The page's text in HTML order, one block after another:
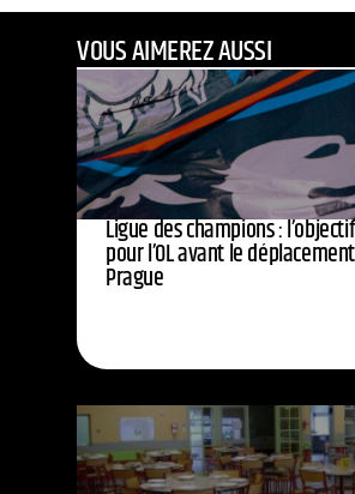
VOUS AIMEREZ AUSSI
Ligue des champions :
pour l’OL avant le
Prague